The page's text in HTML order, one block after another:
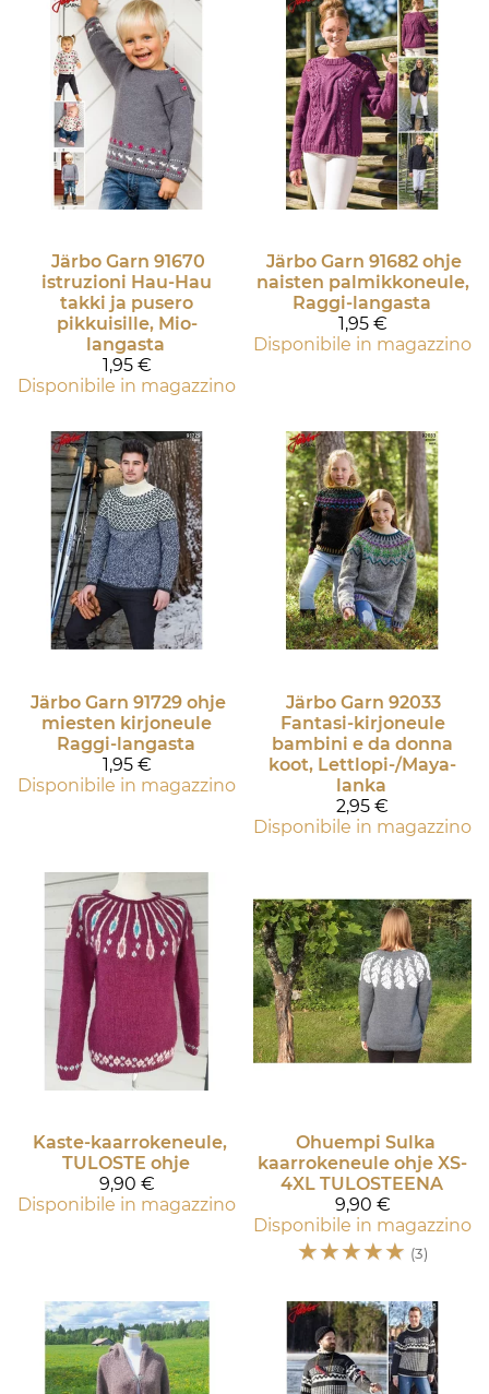
Järbo Garn 91670
istruzioni Hau-Hau
takki ja pusero
pikkuisille, Mio-
langasta
1,95 €
Disponibile in magazzino
Järbo Garn 91682 ohje
naisten palmikkoneule,
Raggi-langasta
1,95 €
Disponibile in magazzino
Järbo Garn 91729 ohje
miesten kirjoneule
Raggi-langasta
1,95 €
Disponibile in magazzino
Järbo Garn 92033
Fantasi-kirjoneule
bambini e da donna
koot, Lettlopi-/Maya-
lanka
2,95 €
Disponibile in magazzino
Kaste-kaarrokeneule,
TULOSTE ohje
9,90 €
Disponibile in magazzino
Ohuempi Sulka
kaarrokeneule ohje XS-
4XL TULOSTEENA
9,90 €
Disponibile in magazzino
☆☆☆☆☆ (3)